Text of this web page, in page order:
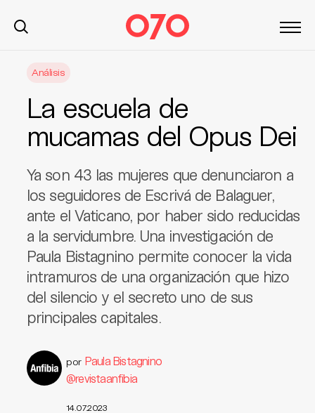
Análisis
La escuela de
mucamas del Opus Dei
Ya son 43 las mujeres que denunciaron a
los seguidores de Escrivá de Balaguer,
ante el Vaticano, por haber sido reducidas
a la servidumbre. Una investigación de
Paula Bistagnino permite conocer la vida
intramuros de una organización que hizo
del silencio y el secreto uno de sus
principales capitales.
por Paula Bistagnino
@revistaanfibia
14.07.2023